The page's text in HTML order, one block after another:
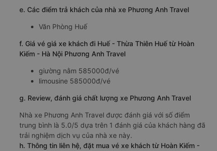
e. Các điểm trả khách của nhà xe Phương Anh Travel
Văn Phòng Huế
f. Giá vé giá xe khách đi Huế - Thừa Thiên Huế từ Hoàn
Kiếm - Hà Nội Phương Anh Travel
giường nằm 585000đ/vé
limousine 585000đ/vé
g. Review, đánh giá chất lượng xe Phương Anh Travel
Nhà xe Phương Anh Travel được đánh giá với số điểm
trung bình là 5.0/5 dựa trên 1 đánh giá của khách hàng đã
trải nghiệm dịch vụ của nhà xe này.
h. Thông tin liên hệ, đặt mua vé xe khách từ Hoàn Kiếm -